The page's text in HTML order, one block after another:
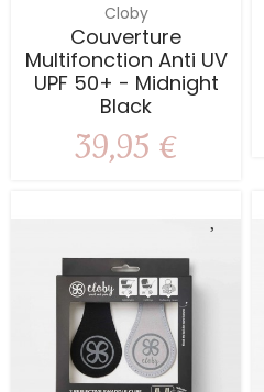
Cloby
Couverture
Multifonction Anti UV
UPF 50+ - Midnight
Black
39,95 €